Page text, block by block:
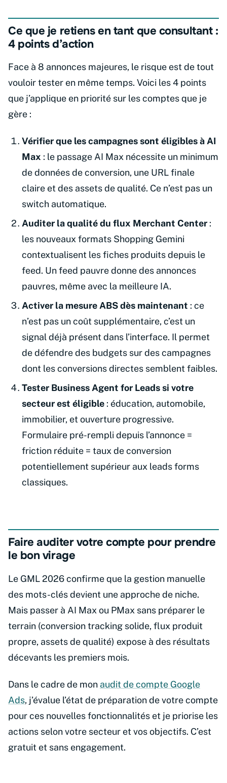
Ce que je retiens en tant que consultant :
4 points d’action
Face à 8 annonces majeures, le risque est de tout
vouloir tester en même temps. Voici les 4 points
que j’applique en priorité sur les comptes que je
gère :
Vérifier que les campagnes sont éligibles à AI
Max : le passage AI Max nécessite un minimum
de données de conversion, une URL finale
claire et des assets de qualité. Ce n’est pas un
switch automatique.
Auditer la qualité du flux Merchant Center :
les nouveaux formats Shopping Gemini
contextualisent les fiches produits depuis le
feed. Un feed pauvre donne des annonces
pauvres, même avec la meilleure IA.
Activer la mesure ABS dès maintenant : ce
n’est pas un coût supplémentaire, c’est un
signal déjà présent dans l’interface. Il permet
de défendre des budgets sur des campagnes
dont les conversions directes semblent faibles.
Tester Business Agent for Leads si votre
secteur est éligible : éducation, automobile,
immobilier, et ouverture progressive.
Formulaire pré-rempli depuis l’annonce =
friction réduite = taux de conversion
potentiellement supérieur aux leads forms
classiques.
Faire auditer votre compte pour prendre
le bon virage
Le GML 2026 confirme que la gestion manuelle
des mots-clés devient une approche de niche.
Mais passer à AI Max ou PMax sans préparer le
terrain (conversion tracking solide, flux produit
propre, assets de qualité) expose à des résultats
décevants les premiers mois.
Dans le cadre de mon audit de compte Google
Ads, j’évalue l’état de préparation de votre compte
pour ces nouvelles fonctionnalités et je priorise les
actions selon votre secteur et vos objectifs. C’est
gratuit et sans engagement.